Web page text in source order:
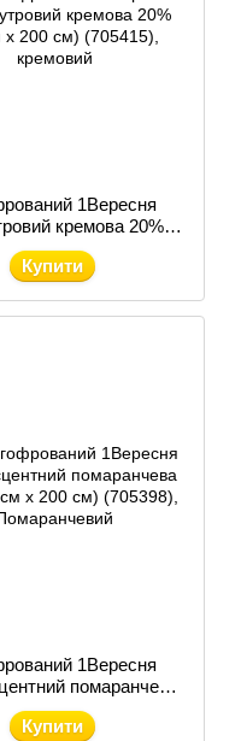
1Вересня
кремова 20%
см) (705415)
Купити
1Вересня
помаранчева
х 200 см) (705398)
Купити